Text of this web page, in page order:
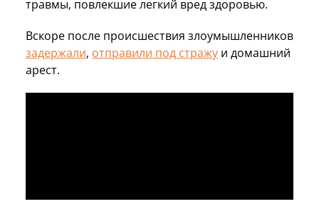
травмы, повлекшие легкий вред здоровью.
Вскоре после происшествия злоумышленников
задержали, отправили под стражу и домашний
арест.